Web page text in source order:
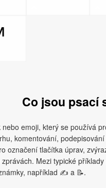
Co jsou psací
emoji, který se používá
komentování,
označení tlačítka úprav,
zprávách. Mezi typické
například ✍ a 📝.